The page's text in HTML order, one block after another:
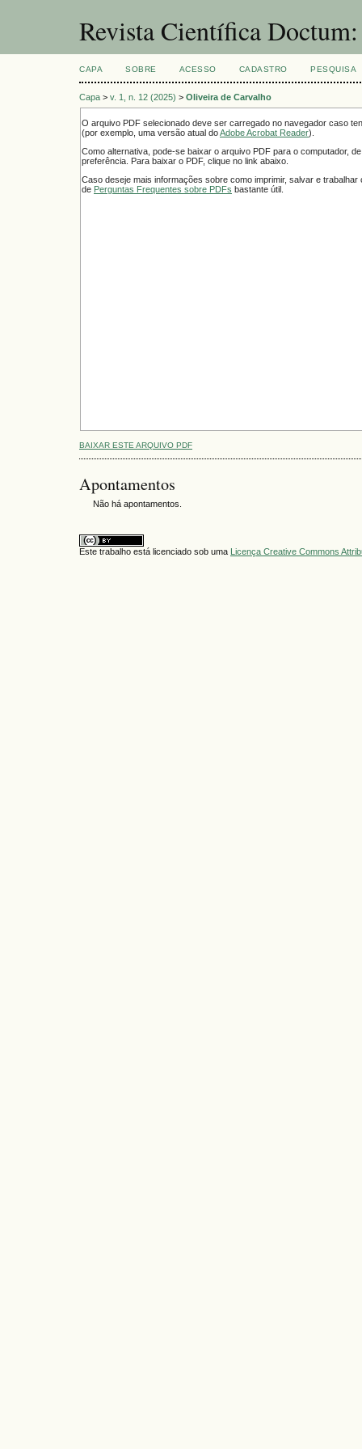
Revista Científica
CAPA SOBRE ACESSO CADASTRO PESQUISA
Capa > v. 1, n. 12 (2025) > Oliveira de Carvalho
O arquivo PDF selecionado deve ser carregado no navegador caso
(por exemplo, uma versão atual doAdobe Acrobat Reader).
Como alternativa, pode-se baixar o arquivo PDF para o computador,
preferência. Para baixar o PDF, clique no link abaixo.
Caso deseje mais informações sobre como imprimir, salvar e
de Perguntas Frequentes sobre PDFs bastante útil.
BAIXAR ESTE ARQUIVO PDF
Apontamentos
Não há apontamentos.
Este trabalho está licenciado sob uma Licença Creative Commons